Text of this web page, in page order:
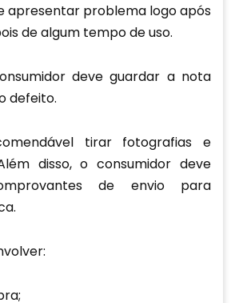
apresentar problema logo após
de algum tempo de uso.
deve guardar a nota
defeito.
tirar fotografias e
disso, o consumidor deve
de envio para